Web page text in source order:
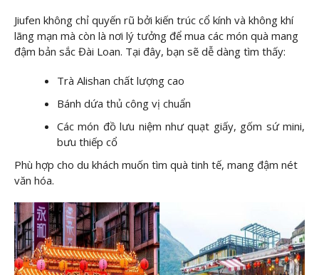
Jiufen không chỉ quyến rũ bởi kiến trúc cổ kính và không khí
lãng mạn mà còn là nơi lý tưởng để mua các món quà mang
đậm bản sắc Đài Loan. Tại đây, bạn sẽ dễ dàng tìm thấy:
Trà Alishan chất lượng cao
Bánh dứa thủ công vị chuẩn
Các món đồ lưu niệm như quạt giấy, gốm sứ mini,
bưu thiếp cổ
Phù hợp cho du khách muốn tìm quà tinh tế, mang đậm nét
văn hóa.